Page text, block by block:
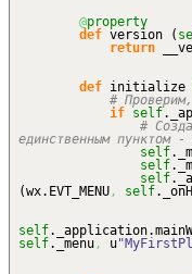
@property
def version (
return
def initialize
#
if self
#
единственным пунктом
self
self
self
(wx. EVT_MENU, self
self._application.
self._menu, u